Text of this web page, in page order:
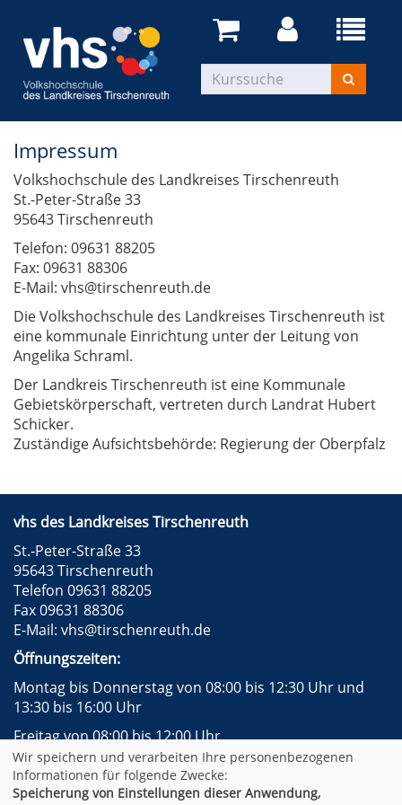
Impressum
Volkshochschule des Landkreises Tirschenreuth
St.-Peter-Straße 33
95643 Tirschenreuth
Telefon: 09631 88205
Fax: 09631 88306
E-Mail: vhs@tirschenreuth.de
Die Volkshochschule des Landkreises Tirschenreuth ist
eine kommunale Einrichtung unter der Leitung von
Angelika Schraml.
Der Landkreis Tirschenreuth ist eine Kommunale
Gebietskörperschaft, vertreten durch Landrat Hubert
Schicker.
Zuständige Aufsichtsbehörde: Regierung der Oberpfalz
vhs des Landkreises Tirschenreuth
St.-Peter-Straße 33
95643 Tirschenreuth
Telefon 09631 88205
Fax 09631 88306
E-Mail: vhs@tirschenreuth.de
Öffnungszeiten:
Montag bis Donnerstag von 08:00 bis 12:30 Uhr und
13:30 bis 16:00 Uhr
Freitag von 08:00 bis 12:00 Uhr
Facebook
Instagram
Impressum
AGB
Datenschutzerklärung
Widerrufsformular
Wir speichern und verarbeiten Ihre personenbezogenen
Informationen für folgende Zwecke:
Speicherung von Einstellungen dieser Anwendung,